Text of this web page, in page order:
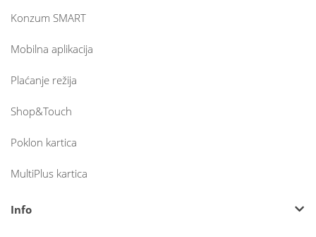
Konzum SMART
Mobilna aplikacija
Plaćanje režija
Shop&Touch
Poklon kartica
MultiPlus kartica
Info